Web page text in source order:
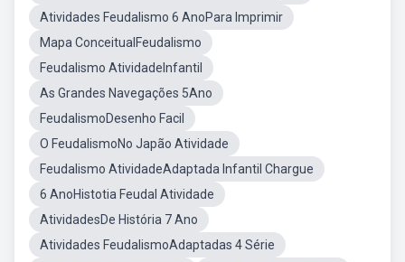
Atividades Feudalismo 6 AnoPara Imprimir
Mapa ConceitualFeudalismo
Feudalismo AtividadeInfantil
As Grandes Navegações 5Ano
FeudalismoDesenho Facil
O FeudalismoNo Japão Atividade
Feudalismo AtividadeAdaptada Infantil Chargue
6 AnoHistotia Feudal Atividade
AtividadesDe História 7 Ano
Atividades FeudalismoAdaptadas 4 Série